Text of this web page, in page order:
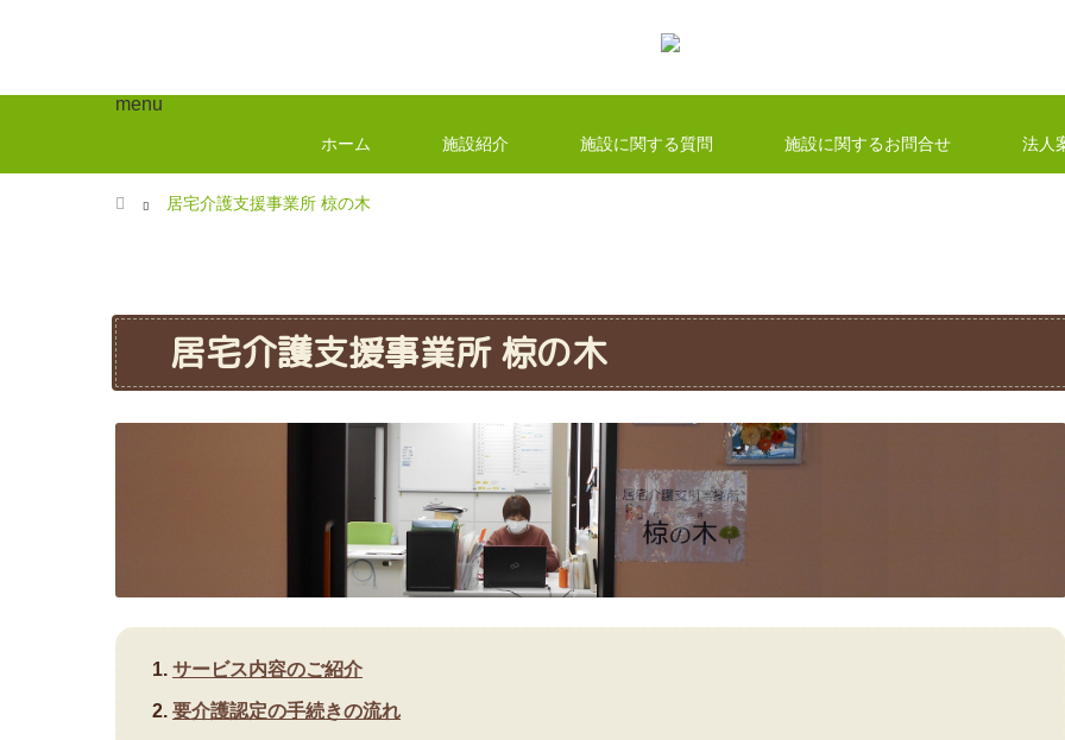
menu
ホーム 施設紹介 施設に関する質問 施設に関するお問合せ 法人
ホーム居宅介護支援事業所 椋の木
居宅介護支援事業所 椋の木
サービス内容のご紹介
要介護認定の手続きの流れ